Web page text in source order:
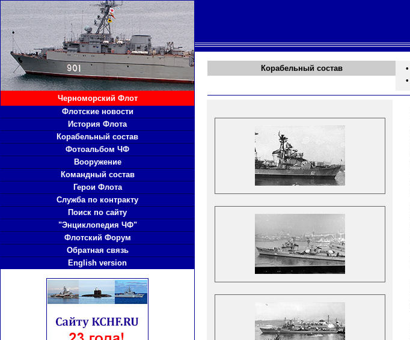
Черноморский Флот
Флотские новости
История Флота
Корабельный состав
Фотоальбом ЧФ
Вооружение
Командный состав
Герои Флота
Служба по контракту
Поиск по сайту
"Энциклопедия ЧФ"
Флотский Форум
Обратная связь
English version
Корабельный состав •
•